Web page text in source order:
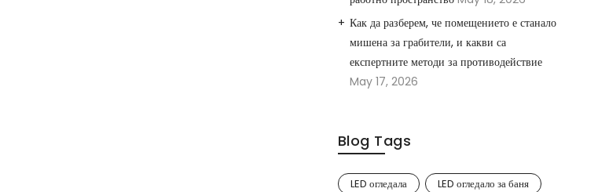
Как да разберем, че помещението е станало
мишена за грабители, и какви са
експертните методи за противодействие
May 17, 2026
Blog Tags
LED огледала
LED огледало за баня